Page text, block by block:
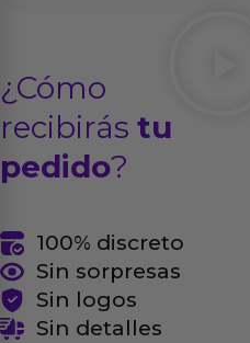
¿Cómo
recibirás tu
pedido?
100% discreto
Sin sorpresas
Sin logos
Sin detalles